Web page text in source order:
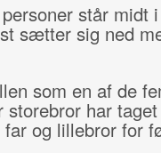
står midt
sætter sig ned
som en af de
har
og lillebror for